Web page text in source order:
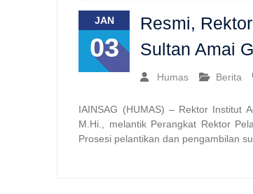
JAN
03
Resmi,
Sultan Amai
Humas Berita
IAINSAG (HUMAS) – Rektor Institut
M.Hi., melantik Perangkat Rektor
Prosesi pelantikan dan pengambilan